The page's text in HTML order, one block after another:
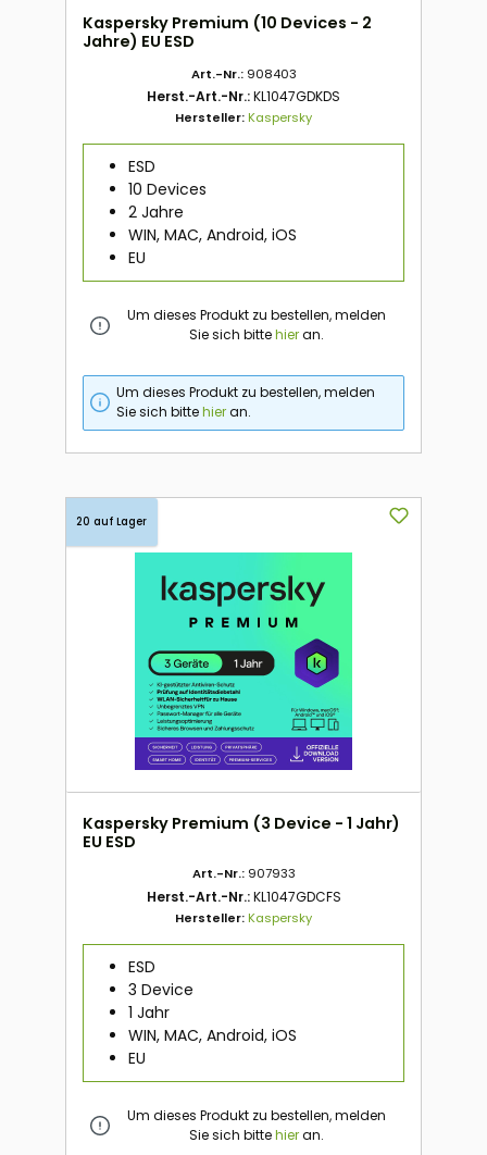
Kaspersky Premium (10 Devices - 2
Jahre) EU ESD
Art.-Nr.: 908403
Herst.-Art.-Nr.:KL1047GDKDS
Hersteller:Kaspersky
ESD
10 Devices
2 Jahre
WIN, MAC, Android, iOS
EU
Um dieses Produkt zu bestellen, melden
Sie sich bittehieran.
Um dieses Produkt zu bestellen, melden
Sie sich bittehieran.
20 auf Lager
Kaspersky Premium (3 Device - 1 Jahr)
EU ESD
Art.-Nr.: 907933
Herst.-Art.-Nr.:KL1047GDCFS
Hersteller:Kaspersky
ESD
3 Device
1 Jahr
WIN, MAC, Android, iOS
EU
Um dieses Produkt zu bestellen, melden
Sie sich bittehieran.